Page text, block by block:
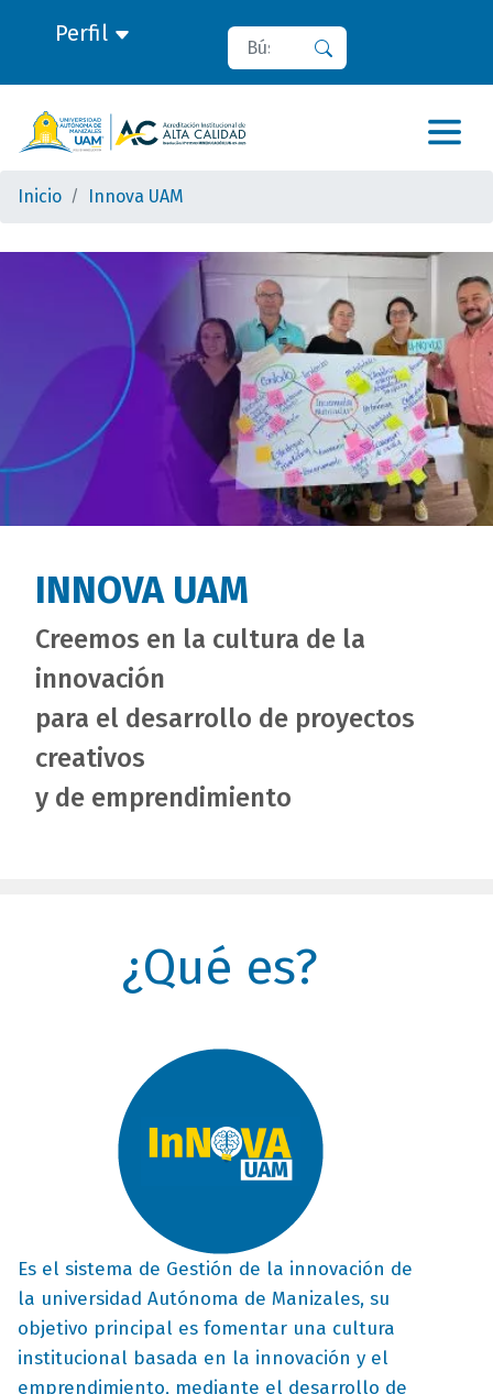
Perfil Buscar
Inicio Innova UAM
INNOVA UAM
Creemos en la cultura de la
innovación
para el desarrollo de proyectos
creativos
y de emprendimiento
titulo
bloque
titulo
¿Qué es?
bloque
texto-
imagen_imagen
campo
texto
bloque
texto
Es el sistema de Gestión de la innovación de
la universidad Autónoma de Manizales, su
objetivo principal es fomentar una cultura
institucional basada en la innovación y el
emprendimiento, mediante el desarrollo de